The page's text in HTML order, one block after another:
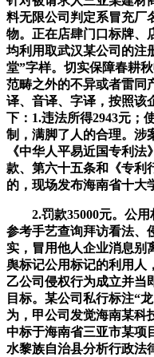
料无限公司判定系冒充厂
物。正在店肆门口标牌、
均利用取武汉某公司的注
堂”字样。切实保障春耕
范畴之外的不异或者雷同
译、音译、字译，按照该
下：1.违法所得2943元；
制，满脚了人的合理。涉
《中华人平易近国专利
款、第六十五条和《专利
的，现场发布海南省十大
2.罚款35000元。公用
参考手艺查询拜访看法、
实，冒用他人企业消息别
舆标记公用标记的利用人
乙公司侵权行为成立并当
目标。某公司私行标注“
为，甲公司发觉海南某科
中标于海南省三亚市某项
水黎族自治县分析行政法